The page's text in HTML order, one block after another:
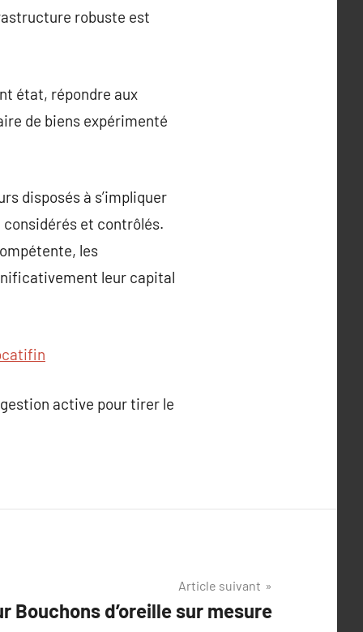
robuste est
état, répondre aux
de biens expérimenté
disposés à s’impliquer
et contrôlés.
les
leur capital
active pour tirer le
Article suivant
Bouchons d’oreille sur mesure